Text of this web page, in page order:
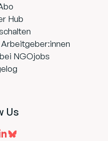
Hub
NGOjobs
Us